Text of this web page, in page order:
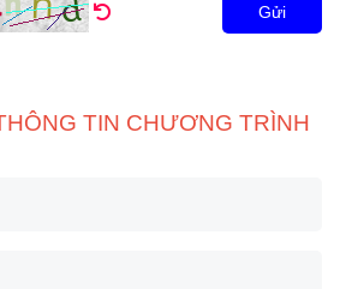
Gửi
TIN CHƯƠNG TRÌNH